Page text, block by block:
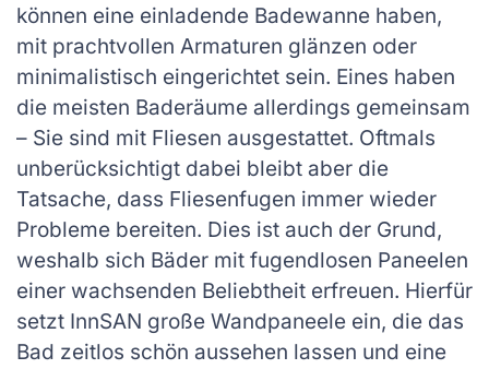
können eine einladende Badewanne haben,
mit prachtvollen Armaturen glänzen oder
minimalistisch eingerichtet sein. Eines haben
die meisten Baderäume allerdings gemeinsam
– Sie sind mit Fliesen ausgestattet. Oftmals
unberücksichtigt dabei bleibt aber die
Tatsache, dass Fliesenfugen immer wieder
Probleme bereiten. Dies ist auch der Grund,
weshalb sich Bäder mit fugendlosen Paneelen
einer wachsenden Beliebtheit erfreuen. Hierfür
setzt InnSAN große Wandpaneele ein, die das
Bad zeitlos schön aussehen lassen und eine